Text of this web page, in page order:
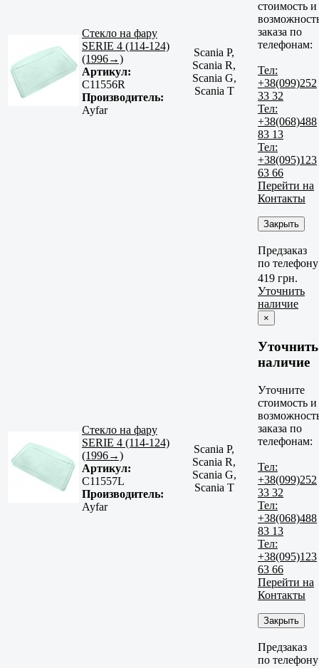
Стекло на фару
SERIE 4 (114-124)
(1996→)
Артикул:
C11556R
Производитель:
Ayfar
Scania P,
Scania R,
Scania G,
Scania T
стоимость и
заказа по
телефонам:
Тел:
+38(099)252
33 32
Тел:
+38(068)488
83 13
Тел:
+38(095)123
63 66
Перейти на
Контакты
Закрыть
Предзаказ
по телефону
Стекло на фару
SERIE 4 (114-124)
(1996→)
Артикул:
C11557L
Производитель:
Ayfar
Scania P,
Scania R,
Scania G,
Scania T
419 грн.
Уточнить
наличие
×
Уточнить
наличие
Уточните
стоимость и
заказа по
телефонам:
Тел:
+38(099)252
33 32
Тел:
+38(068)488
83 13
Тел:
+38(095)123
63 66
Перейти на
Контакты
Закрыть
Предзаказ
по телефону